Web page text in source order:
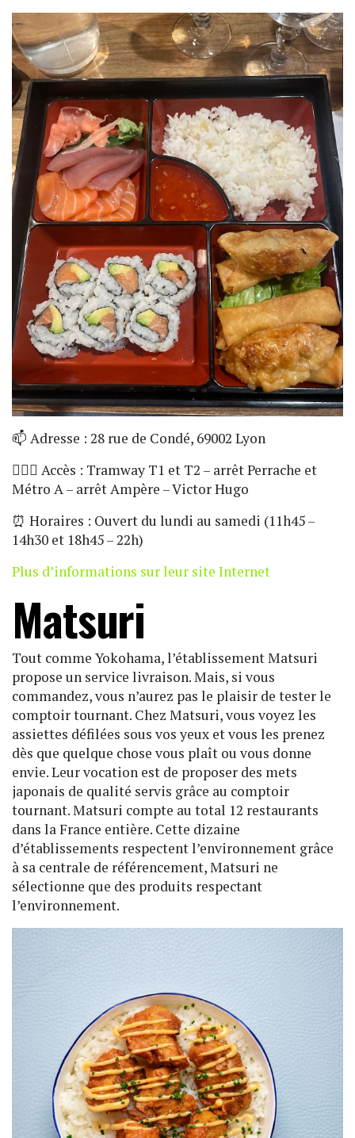
📫 Adresse : 28 rue de Condé, 69002 Lyon
🏃🏼‍♀️ Accès : Tramway T1 et T2 – arrêt Perrache et
Métro A – arrêt Ampère – Victor Hugo
⏰ Horaires : Ouvert du lundi au samedi (11h45 –
14h30 et 18h45 – 22h)
Plus d’informations sur leur site Internet
Matsuri
Tout comme Yokohama, l’établissement Matsuri
propose un service livraison. Mais, si vous
commandez, vous n’aurez pas le plaisir de tester le
comptoir tournant. Chez Matsuri, vous voyez les
assiettes défilées sous vos yeux et vous les prenez
dès que quelque chose vous plaît ou vous donne
envie. Leur vocation est de proposer des mets
japonais de qualité servis grâce au comptoir
tournant. Matsuri compte au total 12 restaurants
dans la France entière. Cette dizaine
d’établissements respectent l’environnement grâce
à sa centrale de référencement, Matsuri ne
sélectionne que des produits respectant
l’environnement.